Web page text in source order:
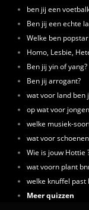
ben jij een
Ben jij een echte
Welke ben popstar
Homo, Lesbie,
Ben jij yin of yang?
Ben jij arrogant?
wat voor land ben
op wat voor
welke musiek-
wat voor
Wie is jouw Hottie
wat voorn plant
welke knuffel past
Meer quizzen